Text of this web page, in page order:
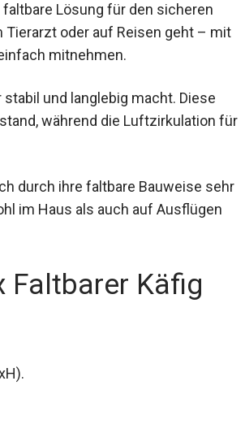
Lösung für den sicheren
Tierarzt oder auf Reisen geht – mit
mitnehmen.
und langlebig macht. Diese
während die Luftzirkulation für
durch ihre faltbare Bauweise sehr
im Haus als auch auf Ausflügen
Faltbarer Käfig